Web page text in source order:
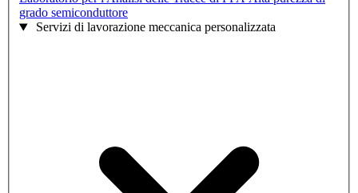
grado semiconduttore
Servizi di lavorazione meccanica personalizzata